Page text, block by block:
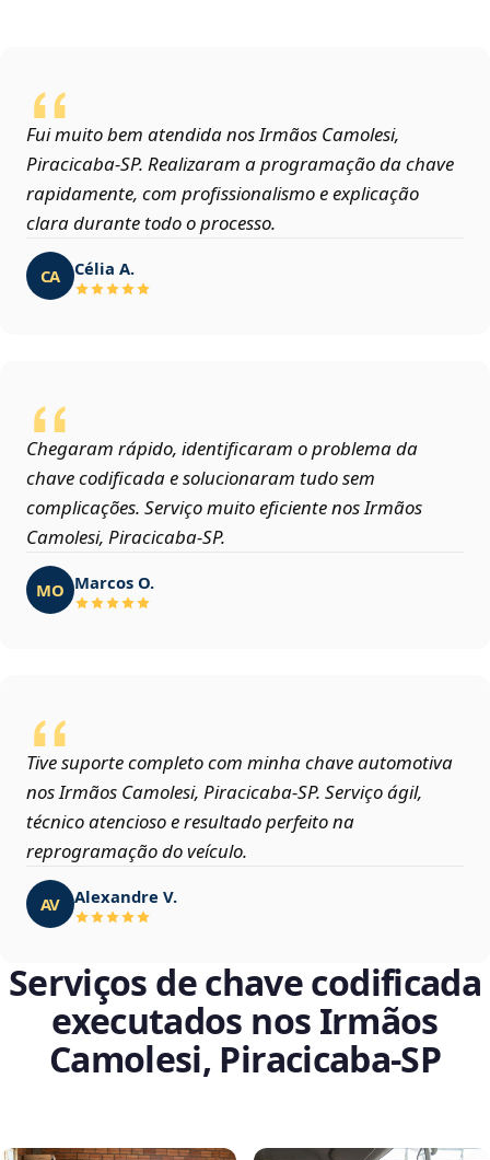
Fui muito bem atendida nos Irmãos Camolesi,
Piracicaba‑SP. Realizaram a programação da chave
rapidamente, com profissionalismo e explicação
clara durante todo o processo.
CA Célia A.
Chegaram rápido, identificaram o problema da
chave codificada e solucionaram tudo sem
complicações. Serviço muito eficiente nos Irmãos
Camolesi, Piracicaba‑SP.
MO Marcos O.
Tive suporte completo com minha chave automotiva
nos Irmãos Camolesi, Piracicaba‑SP. Serviço ágil,
técnico atencioso e resultado perfeito na
reprogramação do veículo.
AV Alexandre V.
Serviços de chave codificada
executados nos Irmãos
Camolesi, Piracicaba‑SP